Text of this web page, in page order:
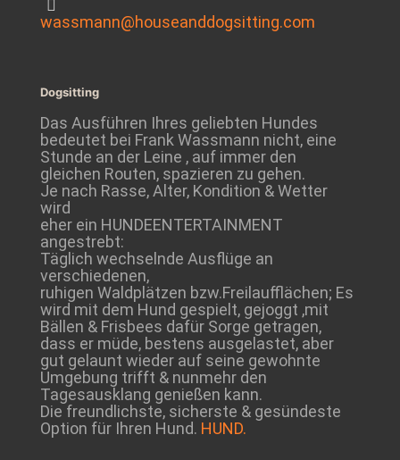
wassmann@houseanddogsitting.com
Dogsitting
Das Ausführen Ihres geliebten Hundes
bedeutet bei Frank Wassmann nicht, eine
Stunde an der Leine , auf immer den
gleichen Routen, spazieren zu gehen.
Je nach Rasse, Alter, Kondition & Wetter
wird
eher ein HUNDEENTERTAINMENT
angestrebt:
Täglich wechselnde Ausflüge an
verschiedenen,
ruhigen Waldplätzen bzw.Freilaufflächen; Es
wird mit dem Hund gespielt, gejoggt ,mit
Bällen & Frisbees dafür Sorge getragen,
dass er müde, bestens ausgelastet, aber
gut gelaunt wieder auf seine gewohnte
Umgebung trifft & nunmehr den
Tagesausklang genießen kann.
Die freundlichste, sicherste & gesündeste
Option für Ihren Hund. HUND.